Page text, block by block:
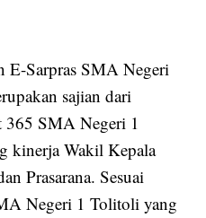
E-Sarpras SMA Negeri
sajian dari
SMA Negeri 1
kinerja Wakil Kepala
Prasarana. Sesuai
Negeri 1 Tolitoli yang